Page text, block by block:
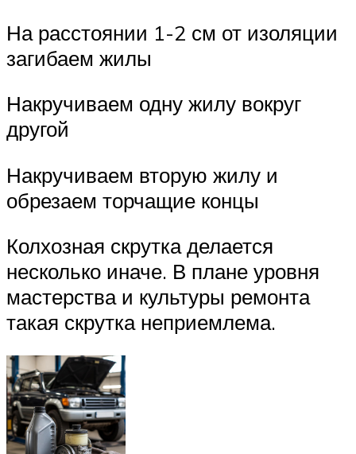
На расстоянии 1-2 см от изоляции
загибаем жилы
Накручиваем одну жилу вокруг
другой
Накручиваем вторую жилу и
обрезаем торчащие концы
Колхозная скрутка делается
несколько иначе. В плане уровня
мастерства и культуры ремонта
такая скрутка неприемлема.